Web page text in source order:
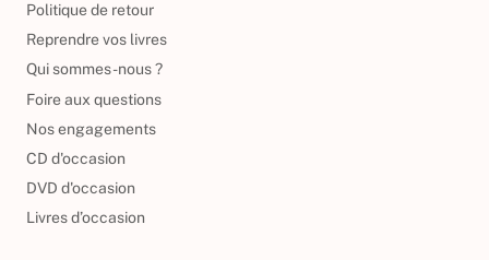
Politique de retour
Reprendre vos livres
Qui sommes-nous ?
Foire aux questions
Nos engagements
CD d'occasion
DVD d'occasion
Livres d’occasion